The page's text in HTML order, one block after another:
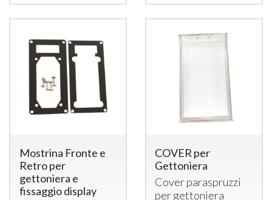
Mostrina Fronte e
Retro per
gettoniera e
fissaggio display
COVER per
Gettoniera
Cover paraspruzzi
per gettoniera